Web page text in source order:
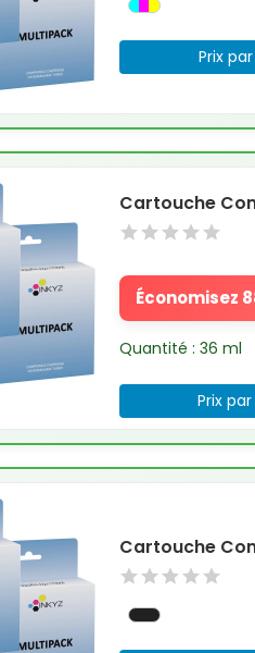
Prix
Cartouche
Économisez
Quantité : 36 ml
Prix
Cartouche